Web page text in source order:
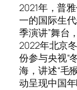
2021年，普
一的国际生
季演讲”舞台
2022年北京
份参与央视“
海，讲述“毛
动呈现中国